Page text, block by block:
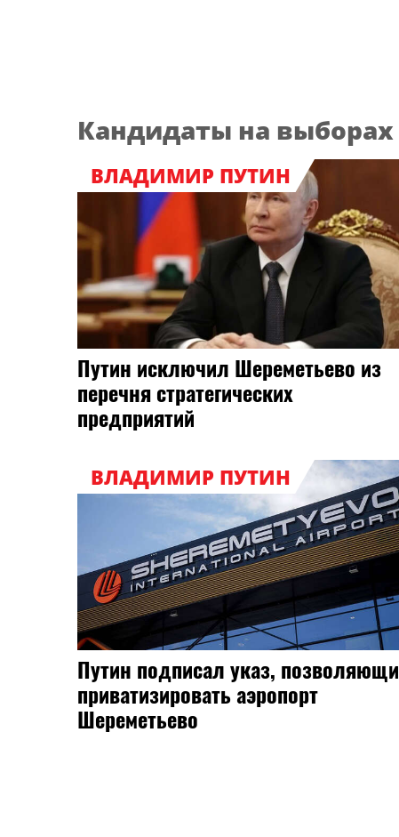
Кандидаты на выборах
ВЛАДИМИР ПУТИН
Путин исключил Шереметьево из
перечня стратегических
предприятий
ВЛАДИМИР ПУТИН
Путин подписал указ,
приватизировать аэропорт
Шереметьево